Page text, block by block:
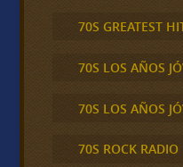
70S GREATEST
70S LOS AÑOS
70S LOS AÑOS
70S ROCK RADIO